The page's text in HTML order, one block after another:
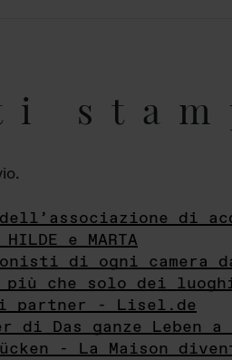
di
e MARTA
di ogni camera
più che solo dei
partner - Lisel.de
Das ganze Leben a
- La Maison